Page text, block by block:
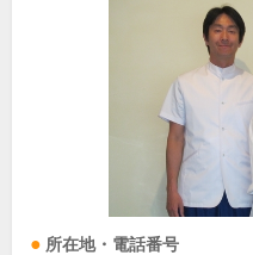
所在地・電話番号